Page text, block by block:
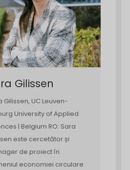
Gilissen
Gilissen, UC Leuven-
University of Applied
| Belgium RO: Sara
este cercetător și
de proiect în
economiei circulare